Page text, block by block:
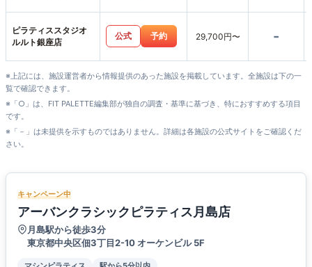
ピラティススタジオ
ルルト銀座店
公式 予約 29,700円〜 -
※上記には、施設運営者から情報提供のあった施設を掲載しています。全施設は下の一
覧で確認できます。
※「○」は、FIT PALETTE編集部が独自の調査・基準に基づき、特におすすめする項目
です。
※「－」は未提供を示すものではありません。詳細は各施設の公式サイトをご確認くだ
さい。
キャンペーン中
アーバンクラシックピラティス月島店
月島駅から徒歩3分
東京都中央区佃3丁目2-10 オーケンビル 5F